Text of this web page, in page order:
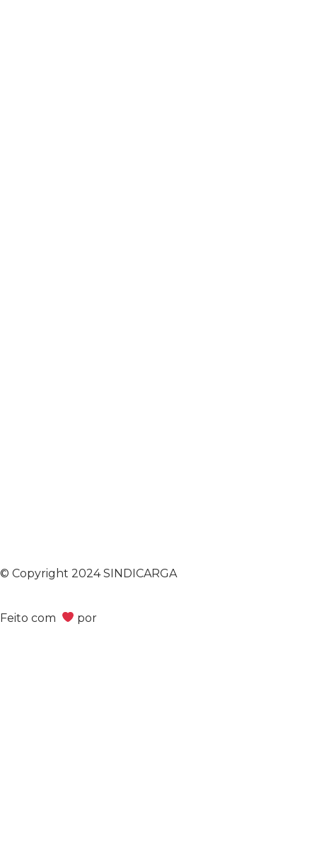
© Copyright 2024 SINDICARGA
Feito com por